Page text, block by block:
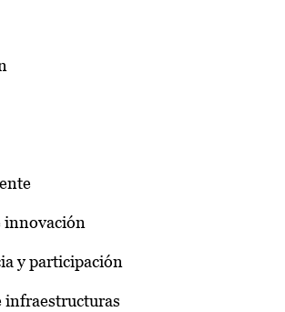
innovación
y participación
infraestructuras